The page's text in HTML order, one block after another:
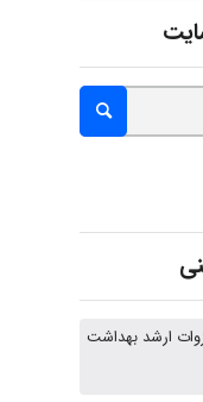
hosein
emami
ارشد بهداشت